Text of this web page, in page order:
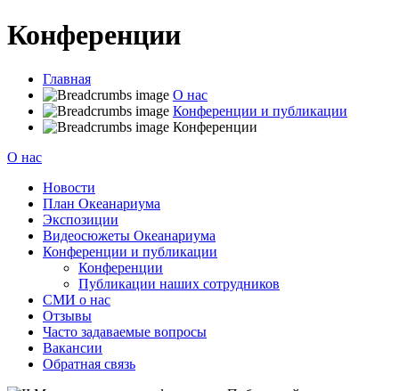
Конференции
Главная
О нас
Конференции и публикации
Конференции
О нас
Новости
План Океанариума
Экспозиции
Видеосюжеты Океанариума
Конференции и публикации
Конференции
Публикации наших сотрудников
СМИ о нас
Отзывы
Часто задаваемые вопросы
Вакансии
Обратная связь